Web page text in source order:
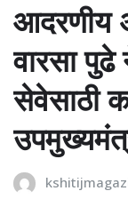
आदरणीय
वारसा पुढे
सेवेसाठी